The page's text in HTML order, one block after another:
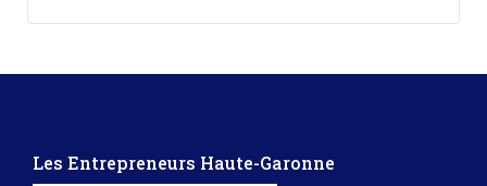
Les Entrepreneurs Haute-Garonne